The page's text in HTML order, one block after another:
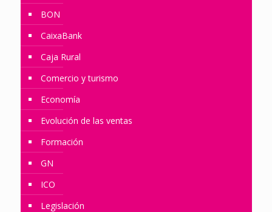
BON
CaixaBank
Caja Rural
Comercio y turismo
Economía
Evolución de las ventas
Formación
GN
ICO
Legislación